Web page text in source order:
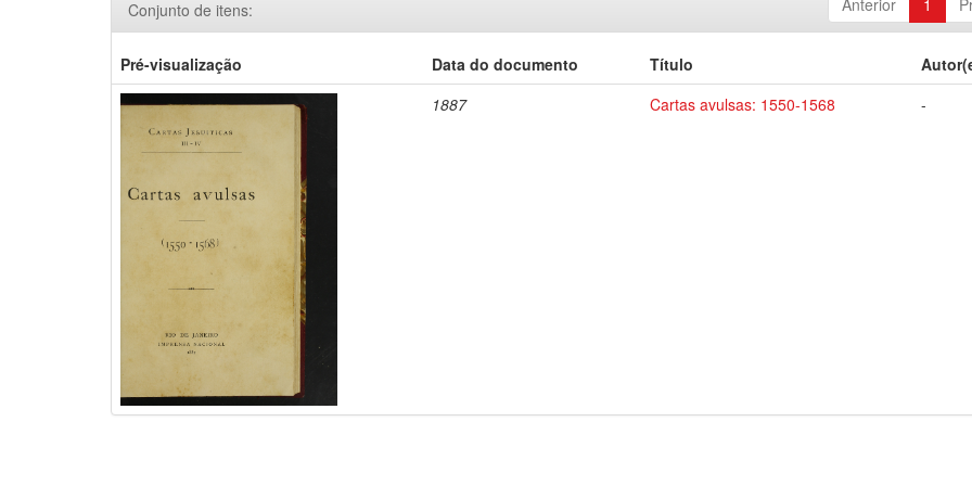
Anterior 1
Conjunto de itens:
Pré-visualização Data do documento Título
1887
Cartas avulsas: 1550-1568 -